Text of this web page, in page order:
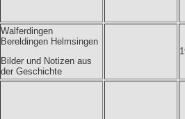
Walferdingen
Bereldingen Helmsingen
Bilder und Notizen aus
der Geschichte